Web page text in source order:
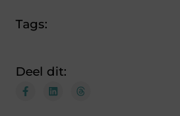
Tags:
Deel dit: